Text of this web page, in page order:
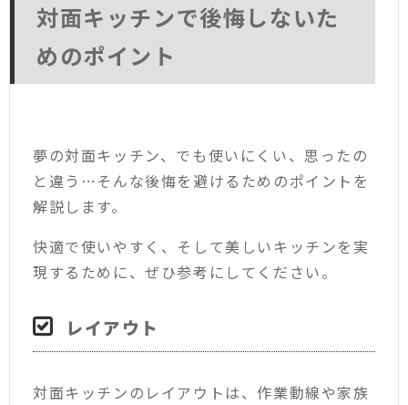
対面キッチンで後悔しないた
めのポイント
夢の対面キッチン、でも使いにくい、思ったの
と違う…そんな後悔を避けるためのポイントを
解説します。
快適で使いやすく、そして美しいキッチンを実
現するために、ぜひ参考にしてください。
レイアウト
対面キッチンのレイアウトは、作業動線や家族